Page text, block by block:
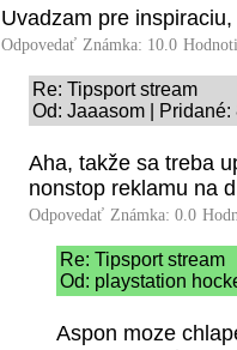
Uvadzam pre
Odpovedať Známka: 10.0
Re: Tipsport stream
Od: Jaaasom | Pridané:
Aha, takže sa treba
nonstop reklamu na
Odpovedať Známka: 0.0
Re: Tipsport stream
Od: playstation
Aspon moze